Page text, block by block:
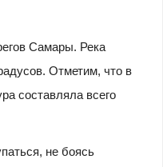
Самары. Река
Отметим, что в
составляла всего
не боясь